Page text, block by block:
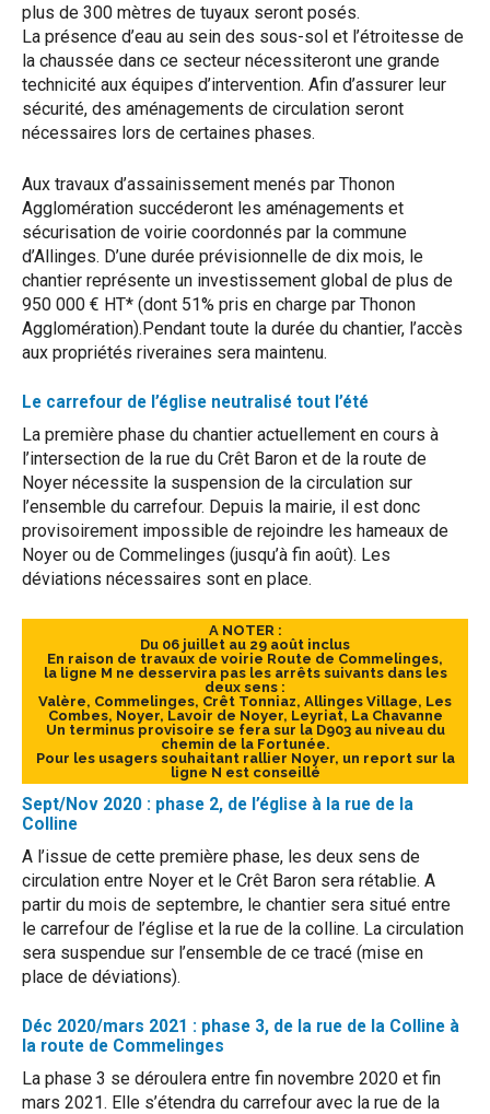
plus de 300 mètres de tuyaux seront posés.
La présence d’eau au sein des sous-sol et l’étroitesse de
la chaussée dans ce secteur nécessiteront une grande
technicité aux équipes d’intervention. Afin d’assurer leur
sécurité, des aménagements de circulation seront
nécessaires lors de certaines phases.
Aux travaux d’assainissement menés par Thonon
Agglomération succéderont les aménagements et
sécurisation de voirie coordonnés par la commune
d’Allinges. D’une durée prévisionnelle de dix mois, le
chantier représente un investissement global de plus de
950 000 € HT* (dont 51% pris en charge par Thonon
Agglomération).Pendant toute la durée du chantier, l’accès
aux propriétés riveraines sera maintenu.
Le carrefour de l’église neutralisé tout l’été
La première phase du chantier actuellement en cours à
l’intersection de la rue du Crêt Baron et de la route de
Noyer nécessite la suspension de la circulation sur
l’ensemble du carrefour. Depuis la mairie, il est donc
provisoirement impossible de rejoindre les hameaux de
Noyer ou de Commelinges (jusqu’à fin août). Les
déviations nécessaires sont en place.
A NOTER :
Du 06 juillet au 29 août inclus
En raison de travaux de voirie Route de Commelinges,
la ligne M ne desservira pas les arrêts suivants dans les
deux sens :
Valère, Commelinges, Crêt Tonniaz, Allinges Village, Les
Combes, Noyer, Lavoir de Noyer, Leyriat, La Chavanne
Un terminus provisoire se fera sur la D903 au niveau du
chemin de la Fortunée.
Pour les usagers souhaitant rallier Noyer, un report sur la
ligne N est conseillé
Sept/Nov 2020 : phase 2, de l’église à la rue de la
Colline
A l’issue de cette première phase, les deux sens de
circulation entre Noyer et le Crêt Baron sera rétablie. A
partir du mois de septembre, le chantier sera situé entre
le carrefour de l’église et la rue de la colline. La circulation
sera suspendue sur l’ensemble de ce tracé (mise en
place de déviations).
Déc 2020/mars 2021 : phase 3, de la rue de la Colline à
la route de Commelinges
La phase 3 se déroulera entre fin novembre 2020 et fin
mars 2021. Elle s’étendra du carrefour avec la rue de la